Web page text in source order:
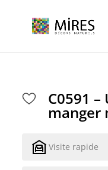
C0591 –
manger
Visite rapide